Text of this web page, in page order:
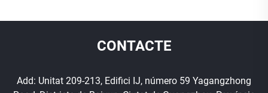
CONTACTE
Add: Unitat 209-213, Edifici IJ, número 59 Yagangzhong